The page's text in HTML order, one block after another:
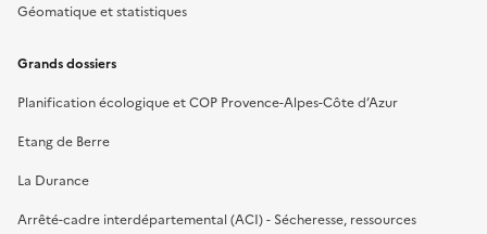
Géomatique et statistiques
Grands dossiers
Planification écologique et COP Provence-Alpes-Côte d’Azur
Etang de Berre
La Durance
Arrêté-cadre interdépartemental (ACI) - Sécheresse, ressources